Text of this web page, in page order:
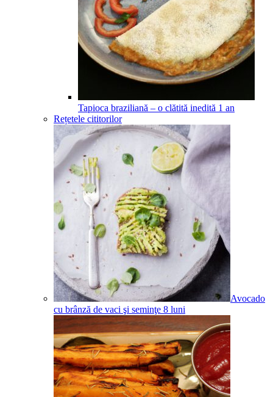
Tapioca braziliană – o clătită inedită 1 an
Rețetele cititorilor
Avocado
cu brânză de vaci şi seminţe 8 luni